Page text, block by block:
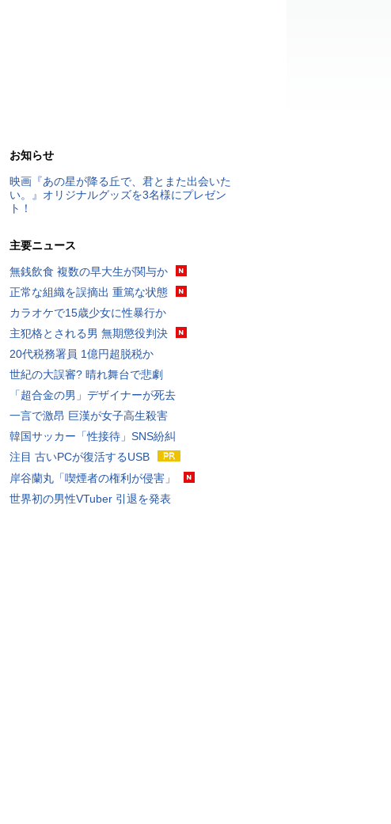
お知らせ
映画『あの星が降る丘で、君とまた出会いた
い。』オリジナルグッズを3名様にプレゼン
ト！
主要ニュース
無銭飲食 複数の早大生が関与か
正常な組織を誤摘出 重篤な状態
カラオケで15歳少女に性暴行か
主犯格とされる男 無期懲役判決
20代税務署員 1億円超脱税か
世紀の大誤審? 晴れ舞台で悲劇
「超合金の男」デザイナーが死去
一言で激昂 巨漢が女子高生殺害
韓国サッカー「性接待」SNS紛糾
注目 古いPCが復活するUSB
岸谷蘭丸「喫煙者の権利が侵害」
世界初の男性VTuber 引退を発表